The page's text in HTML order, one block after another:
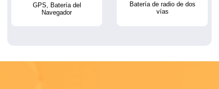
GPS, Batería del
Navegador
Batería de radio de dos
vías